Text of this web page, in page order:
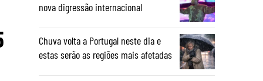
nova digressão internacional
Chuva volta a Portugal neste dia e
estas serão as regiões mais afetadas